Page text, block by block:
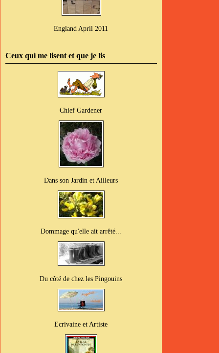
England April 2011
Ceux qui me lisent et que je lis
Chief Gardener
Dans son Jardin et Ailleurs
Dommage qu'elle ait arrêté...
Du côté de chez les Pingouins
Ecrivaine et Artiste